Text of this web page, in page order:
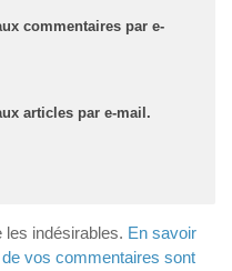
commentaires par e-
articles par e-mail.
les indésirables. En savoir
vos commentaires sont